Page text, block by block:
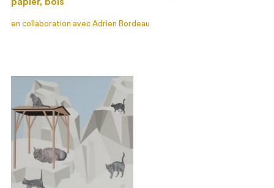
papier, bois
en collaboration avec Adrien Bordeau